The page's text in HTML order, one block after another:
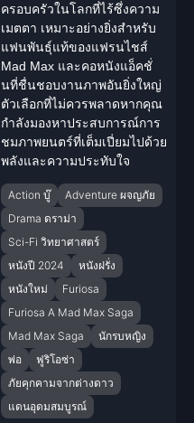
ครอบครัวในโลกที่ไร้ซึ่งความ
เมตตา เหมาะอย่างยิ่งสำหรับ
แฟนพันธุ์แท้ของแฟรนไชส์
Mad Max และคอหนังแอ็คชั่
นที่ชื่นชอบงานภาพอันยิ่งใหญ่
ตัวเลือกที่ไม่ควรพลาดหากคุณ
กำลังมองหาประสบการณ์การ
ชมภาพยนตร์ที่เต็มเปี่ยมไปด้วย
พลังและความประทับใจ
Action บู๊
Adventure ผจญภัย
Drama ดราม่า
Sci-Fi วิทยาศาสตร์
หนังปี 2024
หนังฝรั่ง
หนังใหม่
Furiosa
Furiosa A Mad Max Saga
Mad Max Saga
นักรบหญิง
พ่อ
ฟูริโอซ่า
ภัยคุกคามจากต่างดาว
แดนอุดมสมบูรณ์